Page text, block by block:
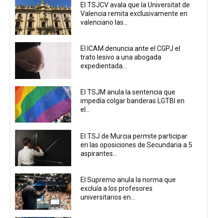
El TSJCV avala que la Universitat de
Valencia remita exclusivamente en
valenciano las...
El ICAM denuncia ante el CGPJ el
trato lesivo a una abogada
expedientada...
El TSJM anula la sentencia que
impedía colgar banderas LGTBI en
el...
El TSJ de Murcia permite participar
en las oposiciones de Secundaria a 5
aspirantes...
El Supremo anula la norma que
excluía a los profesores
universitarios en...